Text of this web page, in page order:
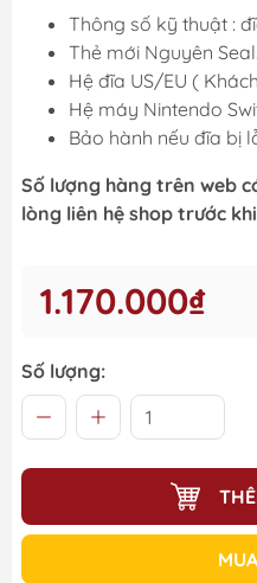
Thông số kỹ thuật :
Thẻ mới Nguyên Seal.
Hệ đĩa US/EU (
Hệ máy Nintendo
Bảo hành nếu đĩa bị
Số lượng hàng trên web
lòng liên hệ shop trước
1.170.000₫
Số lượng: